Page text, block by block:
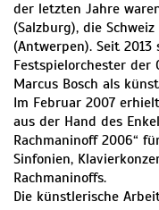
der letzten Jahre
(Salzburg), die
(Antwerpen). Seit
Festspielorchester der
Marcus Bosch als
Im Februar 2007
aus der Hand des
Rachmaninoff 2006“
Sinfonien,
Rachmaninoffs.
Die künstlerische